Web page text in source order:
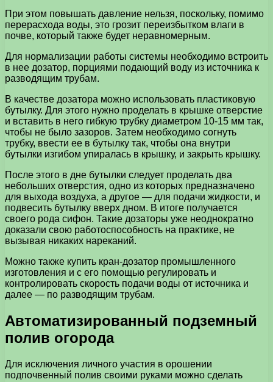
При этом повышать давление нельзя, поскольку, помимо
перерасхода воды, это грозит переизбытком влаги в
почве, который также будет неравномерным.
Для нормализации работы системы необходимо встроить
в нее дозатор, порциями подающий воду из источника к
разводящим трубам.
В качестве дозатора можно использовать пластиковую
бутылку. Для этого нужно проделать в крышке отверстие
и вставить в него гибкую трубку диаметром 10-15 мм так,
чтобы не было зазоров. Затем необходимо согнуть
трубку, ввести ее в бутылку так, чтобы она внутри
бутылки изгибом упиралась в крышку, и закрыть крышку.
После этого в дне бутылки следует проделать два
небольших отверстия, одно из которых предназначено
для выхода воздуха, а другое — для подачи жидкости, и
подвесить бутылку вверх дном. В итоге получается
своего рода сифон. Такие дозаторы уже неоднократно
доказали свою работоспособность на практике, не
вызывая никаких нареканий.
Можно также купить кран-дозатор промышленного
изготовления и с его помощью регулировать и
контролировать скорость подачи воды от источника и
далее — по разводящим трубам.
Автоматизированный подземный
полив огорода
Для исключения личного участия в орошении
подпочвенный полив своими руками можно сделать